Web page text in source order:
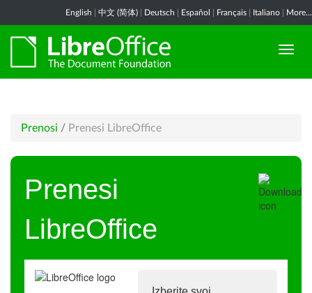
English 中文 (简体) Deutsch Español Français Italiano More...
Prenosi / Prenesi LibreOffice
Prenesi
LibreOffice